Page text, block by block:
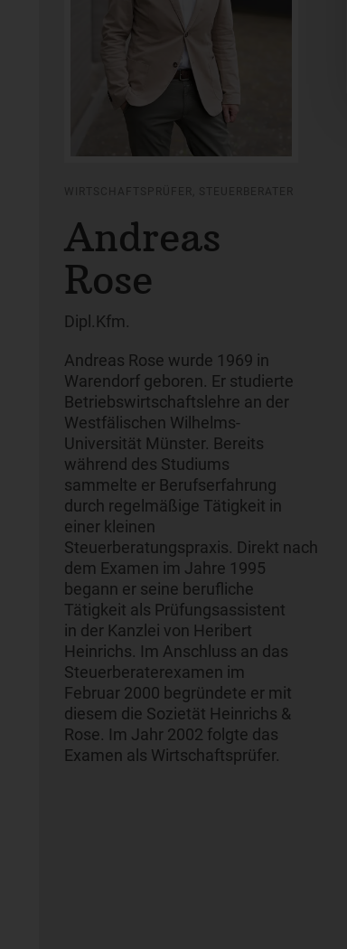
Andreas
Rose
Dipl.Kfm.
Andreas Rose wurde 1969 in
Warendorf geboren. Er studierte
Betriebswirtschaftslehre an der
Westfälischen Wilhelms-
Universität Münster. Bereits
während des Studiums
sammelte er Berufserfahrung
durch regelmäßige Tätigkeit in
einer kleinen
Steuerberatungspraxis. Direkt nach
dem Examen im Jahre 1995
begann er seine berufliche
Tätigkeit als Prüfungsassistent
in der Kanzlei von Heribert
Heinrichs. Im Anschluss an das
Steuerberaterexamen im
Februar 2000 begründete er mit
diesem die Sozietät Heinrichs &
Rose. Im Jahr 2002 folgte das
Examen als Wirtschaftsprüfer.